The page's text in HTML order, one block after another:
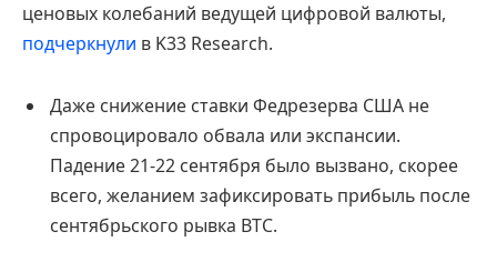
ценовых колебаний ведущей цифровой валюты,
подчеркнули в K33 Research.
Даже снижение ставки Федрезерва США не
спровоцировало обвала или экспансии.
Падение 21-22 сентября было вызвано, скорее
всего, желанием зафиксировать прибыль после
сентябрьского рывка BTC.